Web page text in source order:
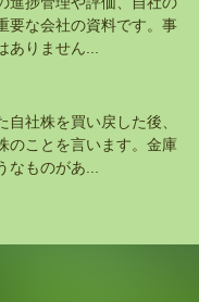
要な会社の資料です。事
ありません...
社株を買い戻した後、
のことを言います。金庫
なものがあ...